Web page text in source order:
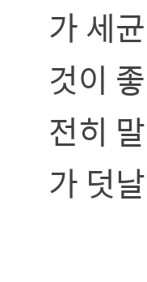
가 세
것이
전히
가 덧